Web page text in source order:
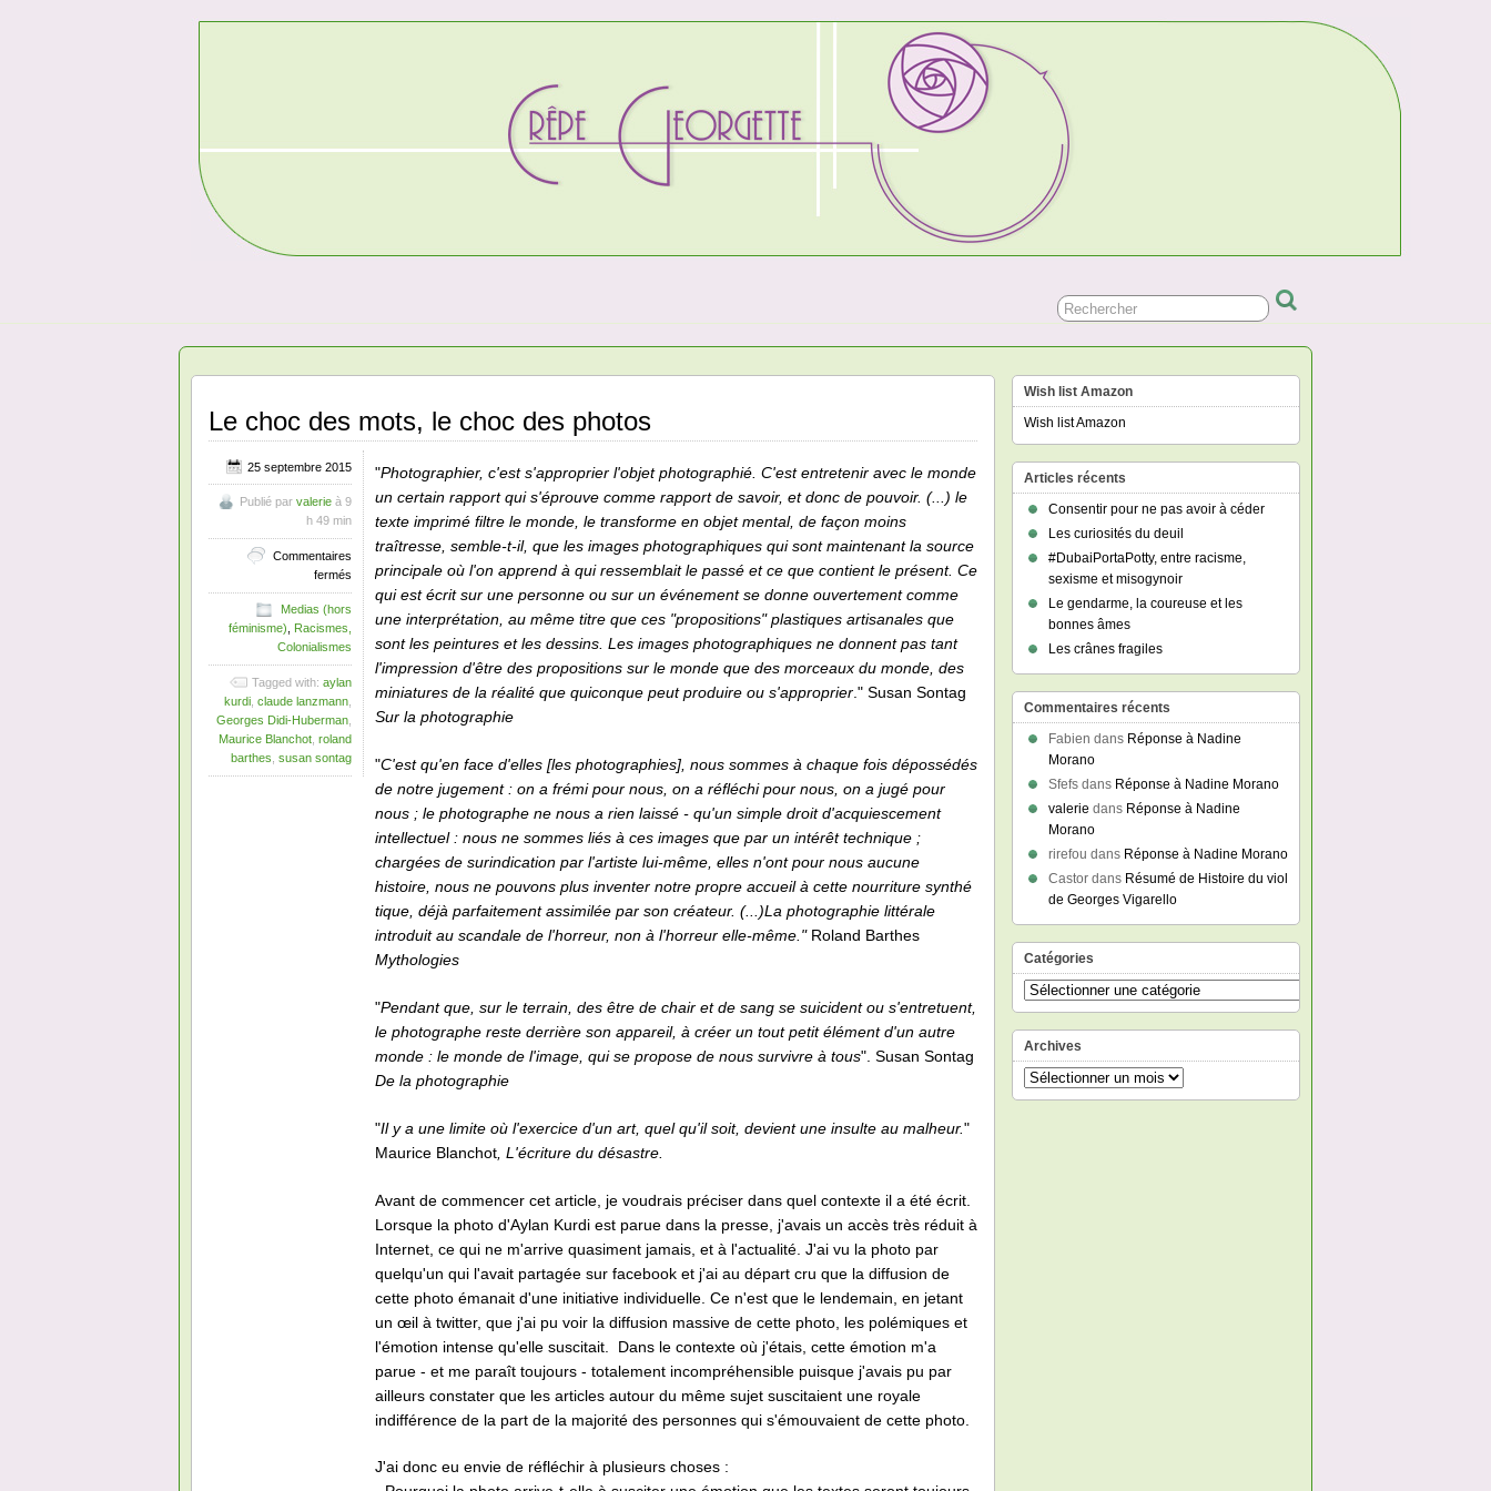
Le choc des mots, le choc des photos
"Photographier, c'est s'approprier l'objet photographié. C'est entretenir avec le monde
un certain rapport qui s'éprouve comme rapport de savoir, et donc de pouvoir. (...) le
texte imprimé filtre le monde, le transforme en objet mental, de façon moins
traîtresse, semble-t-il, que les images photographiques qui sont maintenant la source
principale où l'on apprend à qui ressemblait le passé et ce que contient le présent. Ce
qui est écrit sur une personne ou sur un événement se donne ouvertement comme
une interprétation, au même titre que ces "propositions" plastiques artisanales que
sont les peintures et les dessins. Les images photographiques ne donnent pas tant
l'impression d'être des propositions sur le monde que des morceaux du monde, des
miniatures de la réalité que quiconque peut produire ou s'approprier ." Susan Sontag
Sur la photographie
"C'est qu'en face d'elles [les photographies], nous sommes à chaque fois dépossédés
de notre jugement : on a frémi pour nous, on a réfléchi pour nous, on a jugé pour
nous ; le photographe ne nous a rien laissé - qu'un simple droit d'acquiescement
intellectuel : nous ne sommes liés à ces images que par un intérêt technique ;
chargées de surindication par l'artiste lui-même, elles n'ont pour nous aucune
histoire, nous ne pouvons plus inventer notre propre accueil à cette nourriture synthé
tique, déjà parfaitement assimilée par son créateur. (...)La photographie littérale
introduit au scandale de l'horreur, non à l'horreur elle-même." Roland Barthes
Mythologies
"Pendant que, sur le terrain, des être de chair et de sang se suicident ou s'entretuent,
le photographe reste derrière son appareil, à créer un tout petit élément d'un autre
monde : le monde de l'image, qui se propose de nous survivre à tous". Susan Sontag
De la photographie
"Il y a une limite où l'exercice d'un art, quel qu'il soit, devient une insulte au malheur."
Maurice Blanchot , L'écriture du désastre.
Avant de commencer cet article, je voudrais préciser dans quel contexte il a été écrit.
Lorsque la photo d'Aylan Kurdi est parue dans la presse, j'avais un accès très réduit à
Internet, ce qui ne m'arrive quasiment jamais, et à l'actualité. J'ai vu la photo par
quelqu'un qui l'avait partagée sur facebook et j'ai au départ cru que la diffusion de
cette photo émanait d'une initiative individuelle. Ce n'est que le lendemain, en jetant
un œil à twitter, que j'ai pu voir la diffusion massive de cette photo, les polémiques et
l'émotion intense qu'elle suscitait. Dans le contexte où j'étais, cette émotion m'a
parue - et me paraît toujours - totalement incompréhensible puisque j'avais pu par
ailleurs constater que les articles autour du même sujet suscitaient une royale
indifférence de la part de la majorité des personnes qui s'émouvaient de cette photo.
J'ai donc eu envie de réfléchir à plusieurs choses :
25 septembre 2015
Publié par valerie à 9
h 49 min
Commentaires
fermés sur
Le
choc
des
mots,
le
choc
des
photos
Medias (hors
féminisme), Racismes,
Colonialismes
Tagged with: aylan
kurdi claude lanzmann
Georges Didi-Huberman
Maurice Blanchot roland
barthes susan sontag
Wish list Amazon
Wish list Amazon
Articles récents
Consentir pour ne pas avoir à céder
Les curiosités du deuil
#DubaiPortaPotty, entre racisme,
sexisme et misogynoir
Le gendarme, la coureuse et les
bonnes âmes
Les crânes fragiles
Commentaires récents
Fabien dans Réponse à Nadine
Morano
Sfefs dans Réponse à Nadine Morano
valerie dans Réponse à Nadine
Morano
rirefou dans Réponse à Nadine Morano
Castor dans Résumé de Histoire du viol
de Georges Vigarello
Catégories
Catégories
Archives
Archives